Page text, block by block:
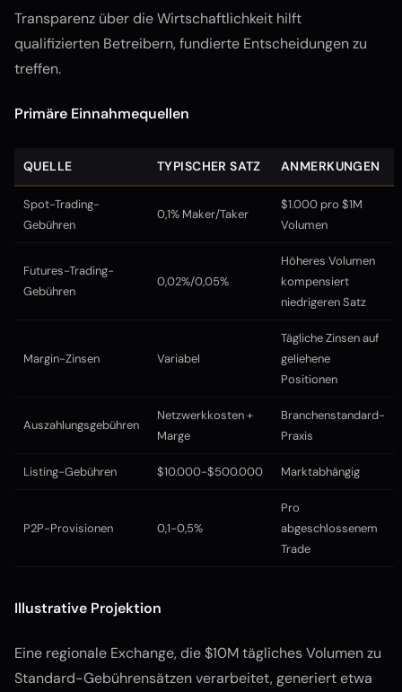
Transparenz über die Wirtschaftlichkeit hilft
qualifizierten Betreibern, fundierte Entscheidungen zu
treffen.
Primäre Einnahmequellen
QUELLE TYPISCHER SATZ ANMERKUNGEN
Spot-Trading-
Gebühren
0,1% Maker/Taker
$1.000 pro $1M
Volumen
Futures-Trading-
Gebühren
0,02%/0,05%
Höheres Volumen
kompensiert
niedrigeren Satz
Margin-Zinsen Variabel
Tägliche Zinsen auf
geliehene
Positionen
Auszahlungsgebühren
Netzwerkkosten +
Marge
Branchenstandard-
Praxis
Listing-Gebühren $10.000-$500.000 Marktabhängig
P2P-Provisionen 0,1-0,5%
Pro
abgeschlossenem
Trade
Illustrative Projektion
Eine regionale Exchange, die $10M tägliches Volumen zu
Standard-Gebührensätzen verarbeitet, generiert etwa